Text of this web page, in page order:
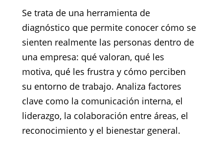
Se trata de una herramienta de
diagnóstico que permite conocer cómo se
sienten realmente las personas dentro de
una empresa: qué valoran, qué les
motiva, qué les frustra y cómo perciben
su entorno de trabajo. Analiza factores
clave como la comunicación interna, el
liderazgo, la colaboración entre áreas, el
reconocimiento y el bienestar general.